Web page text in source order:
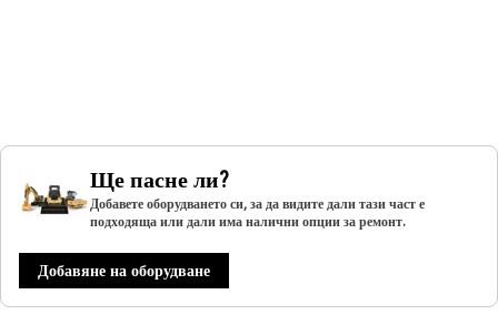
Ще пасне ли?
Добавете оборудването си, за да видите дали тази част е
подходяща или дали има налични опции за ремонт.
Добавяне на оборудване